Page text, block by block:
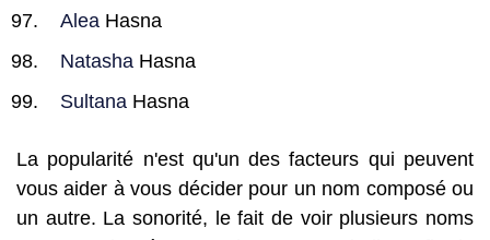
Alea Hasna
Natasha Hasna
Sultana Hasna
La popularité n'est qu'un des facteurs qui peuvent
vous aider à vous décider pour un nom composé ou
un autre. La sonorité, le fait de voir plusieurs noms